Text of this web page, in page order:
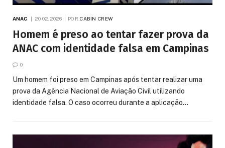
ANAC 20.02.2026 POR CABIN CREW
Homem é preso ao tentar fazer prova da
ANAC com identidade falsa em Campinas
0
Um homem foi preso em Campinas após tentar realizar uma
prova da Agência Nacional de Aviação Civil utilizando
identidade falsa. O caso ocorreu durante a aplicação…